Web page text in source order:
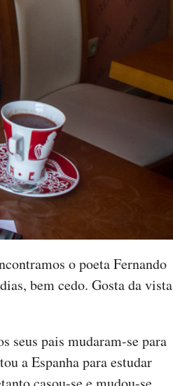
o poeta Fernando
bem cedo. Gosta da vista
seus pais mudaram-se para
a Espanha para estudar